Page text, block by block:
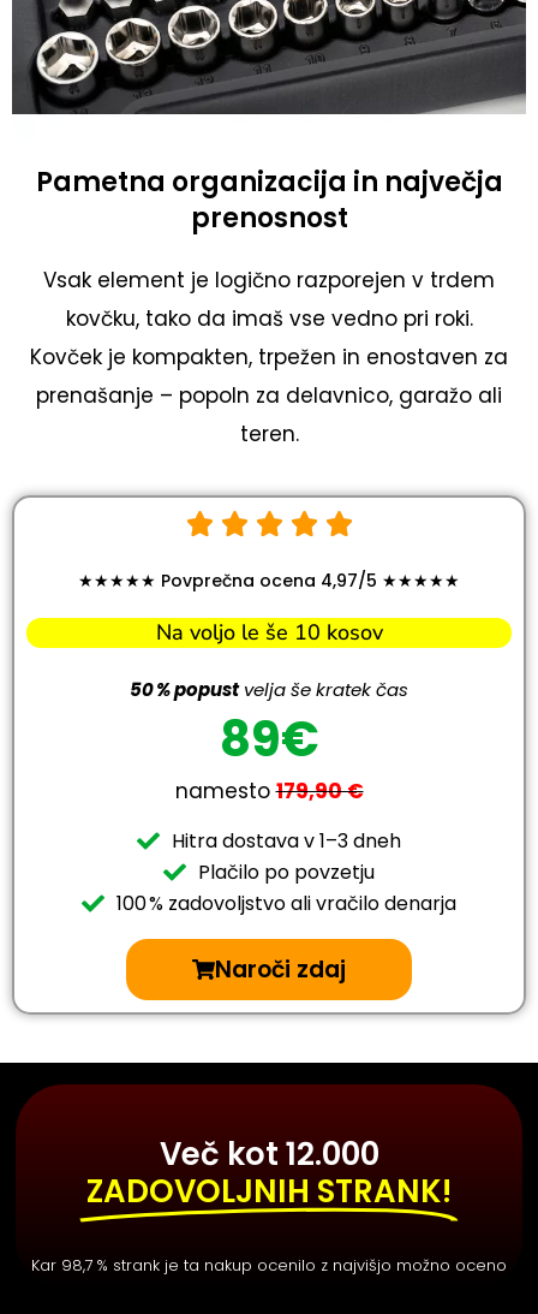
Pametna organizacija in največja
prenosnost
Vsak element je logično razporejen v trdem
kovčku, tako da imaš vse vedno pri roki.
Kovček je kompakten, trpežen in enostaven za
prenašanje – popoln za delavnico, garažo ali
teren.
★★★★★ Povprečna ocena 4,97/5 ★★★★★
Na voljo le še 10 kosov
50 % popustvelja še kratek čas
89€
namesto179,90 €
Hitra dostava v 1–3 dneh
Plačilo po povzetju
100 % zadovoljstvo ali vračilo denarja
Naroči zdaj
Več kot 12.000
ZADOVOLJNIH STRANK!
Kar 98,7 % strank je ta nakup ocenilo z najvišjo možno oceno